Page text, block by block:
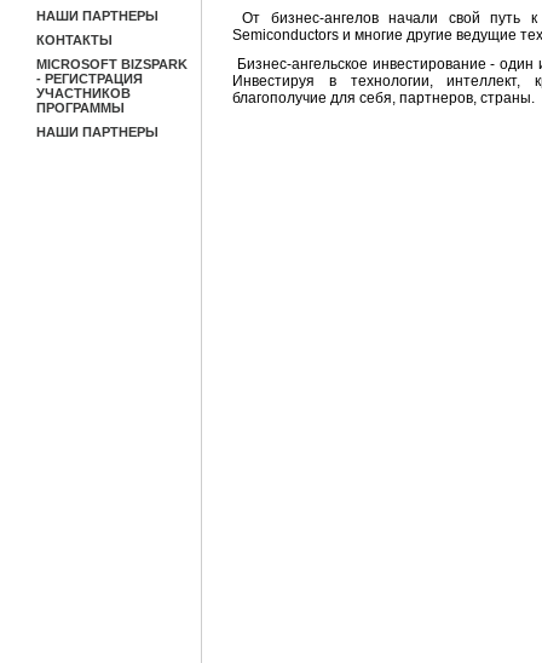
НАШИ ПАРТНЕРЫ
КОНТАКТЫ
MICROSOFT BIZSPARK
- РЕГИСТРАЦИЯ
УЧАСТНИКОВ
ПРОГРАММЫ
НАШИ ПАРТНЕРЫ
От бизнес-ангелов начали свой путь
Semiconductors и многие другие ведущие
Бизнес-ангельское инвестирование -
Инвестируя в технологии, интеллект,
благополучие для себя, партнеров, страны.